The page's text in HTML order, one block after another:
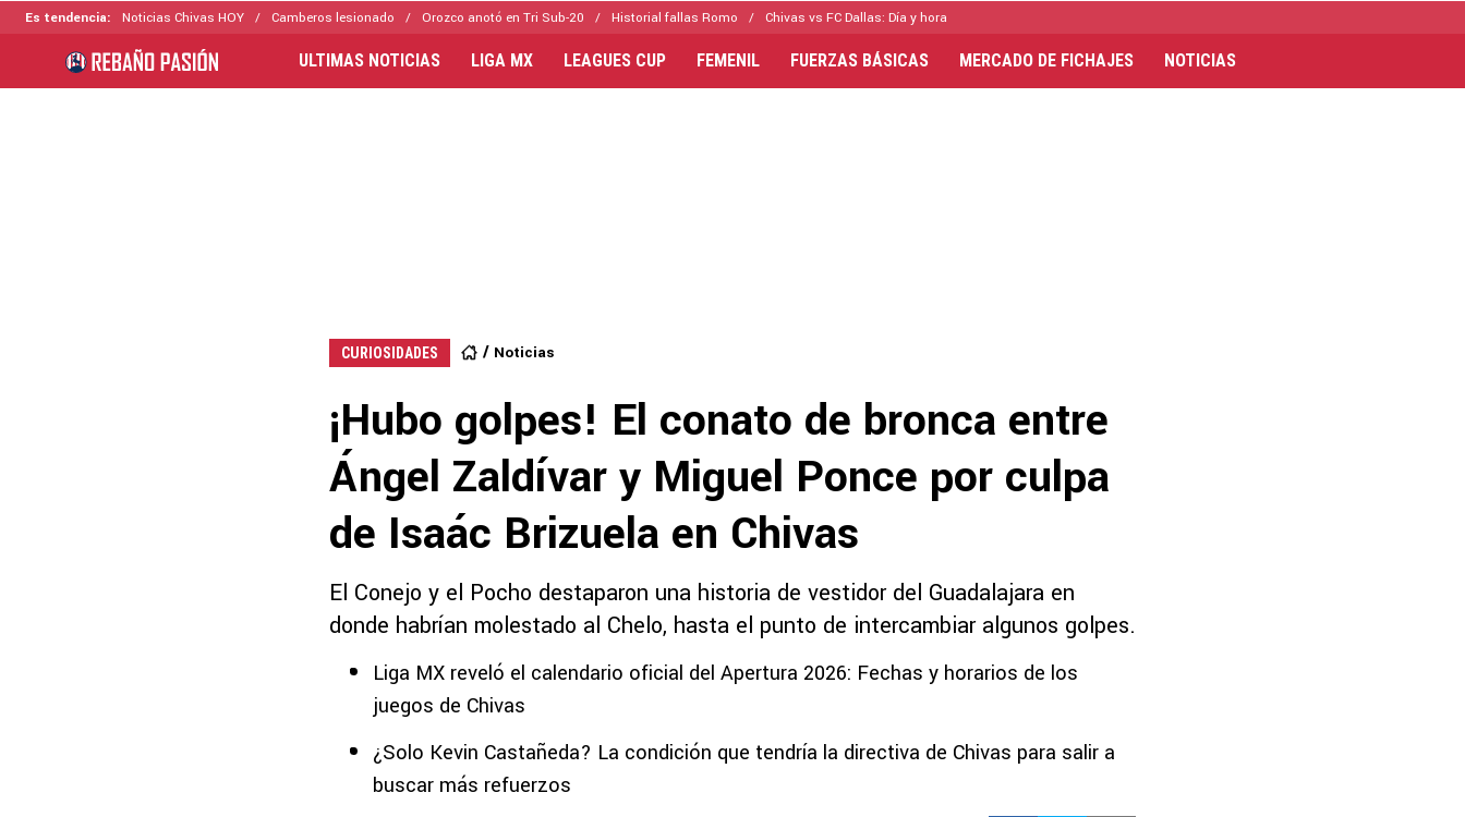
Es tendencia: Noticias Chivas HOY Camberos lesionado Orozco anotó en Tri Sub-20 Historial fallas Romo Chivas vs FC Dallas: Día y hora
ULTIMAS NOTICIAS LIGA MX LEAGUES CUP FEMENIL FUERZAS BÁSICAS MERCADO DE FICHAJES NOTICIAS
CURIOSIDADES Noticias
¡Hubo golpes! El conato de bronca entre
Ángel Zaldívar y Miguel Ponce por culpa
de Isaác Brizuela en Chivas
El Conejo y el Pocho destaparon una historia de vestidor del Guadalajara en
donde habrían molestado al Chelo, hasta el punto de intercambiar algunos golpes.
Liga MX reveló el calendario oficial del Apertura 2026: Fechas y horarios de los
juegos de Chivas
¿Solo Kevin Castañeda? La condición que tendría la directiva de Chivas para salir a
buscar más refuerzos